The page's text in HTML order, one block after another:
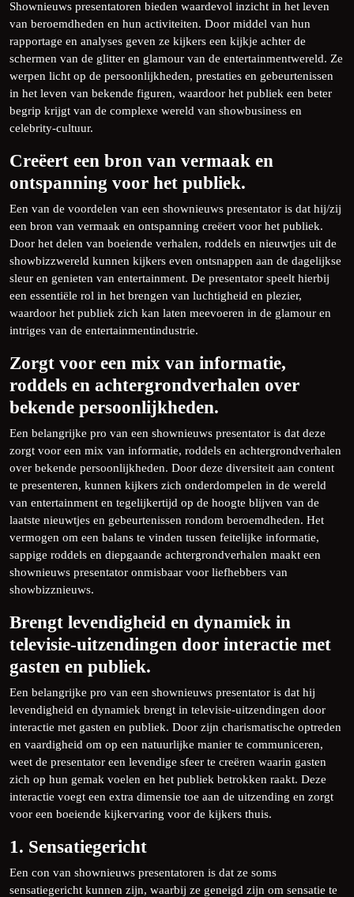
Shownieuws presentatoren bieden waardevol inzicht in het leven
van beroemdheden en hun activiteiten. Door middel van hun
rapportage en analyses geven ze kijkers een kijkje achter de
schermen van de glitter en glamour van de entertainmentwereld. Ze
werpen licht op de persoonlijkheden, prestaties en gebeurtenissen
in het leven van bekende figuren, waardoor het publiek een beter
begrip krijgt van de complexe wereld van showbusiness en
celebrity-cultuur.
Creëert een bron van vermaak en
ontspanning voor het publiek.
Een van de voordelen van een shownieuws presentator is dat hij/zij
een bron van vermaak en ontspanning creëert voor het publiek.
Door het delen van boeiende verhalen, roddels en nieuwtjes uit de
showbizzwereld kunnen kijkers even ontsnappen aan de dagelijkse
sleur en genieten van entertainment. De presentator speelt hierbij
een essentiële rol in het brengen van luchtigheid en plezier,
waardoor het publiek zich kan laten meevoeren in de glamour en
intriges van de entertainmentindustrie.
Zorgt voor een mix van informatie,
roddels en achtergrondverhalen over
bekende persoonlijkheden.
Een belangrijke pro van een shownieuws presentator is dat deze
zorgt voor een mix van informatie, roddels en achtergrondverhalen
over bekende persoonlijkheden. Door deze diversiteit aan content
te presenteren, kunnen kijkers zich onderdompelen in de wereld
van entertainment en tegelijkertijd op de hoogte blijven van de
laatste nieuwtjes en gebeurtenissen rondom beroemdheden. Het
vermogen om een balans te vinden tussen feitelijke informatie,
sappige roddels en diepgaande achtergrondverhalen maakt een
shownieuws presentator onmisbaar voor liefhebbers van
showbizznieuws.
Brengt levendigheid en dynamiek in
televisie-uitzendingen door interactie met
gasten en publiek.
Een belangrijke pro van een shownieuws presentator is dat hij
levendigheid en dynamiek brengt in televisie-uitzendingen door
interactie met gasten en publiek. Door zijn charismatische optreden
en vaardigheid om op een natuurlijke manier te communiceren,
weet de presentator een levendige sfeer te creëren waarin gasten
zich op hun gemak voelen en het publiek betrokken raakt. Deze
interactie voegt een extra dimensie toe aan de uitzending en zorgt
voor een boeiende kijkervaring voor de kijkers thuis.
1. Sensatiegericht
Een con van shownieuws presentatoren is dat ze soms
sensatiegericht kunnen zijn, waarbij ze geneigd zijn om sensatie te